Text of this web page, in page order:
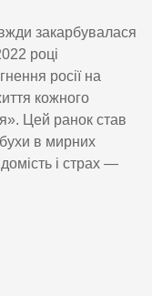
закарбувалася
році
росії на
кожного
Цей ранок став
в мирних
і страх —